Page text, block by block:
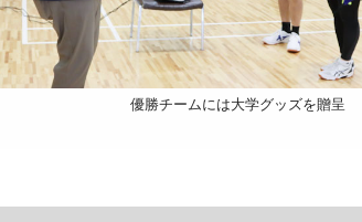
優勝チームには大学グッズを贈呈